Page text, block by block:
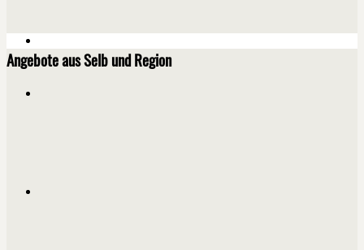
Angebote aus Selb und Region